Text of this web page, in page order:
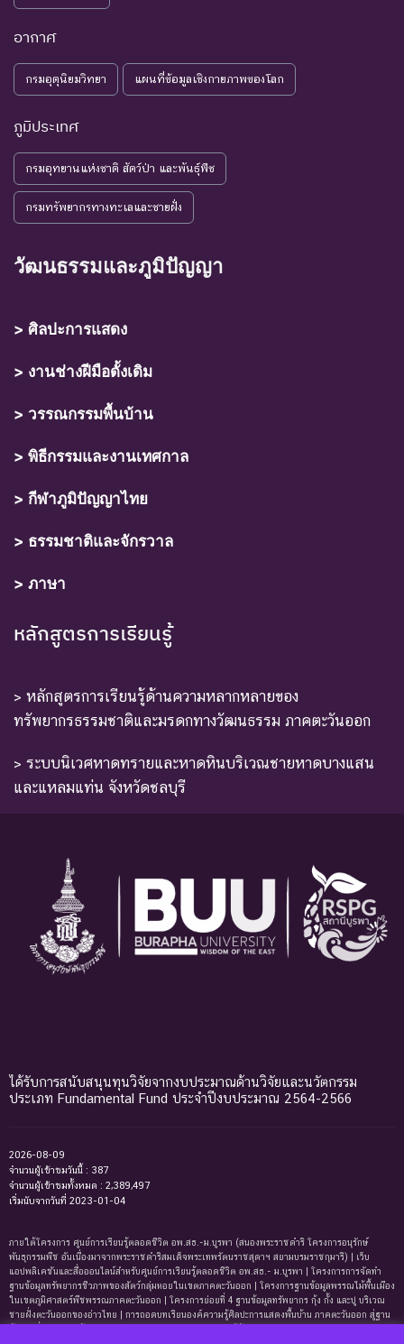
อากาศ
กรมอุตุนิยมวิทยา แผนที่ข้อมูลเชิงกายภาพของโลก
ภูมิประเทศ
กรมอุทยานแห่งชาติ สัตว์ป่า และพันธุ์พืช
กรมทรัพยากรทางทะเลและชายฝั่ง
วัฒนธรรมและภูมิปัญญา
> ศิลปะการแสดง
> งานช่างฝีมือดั้งเดิม
> วรรณกรรมพื้นบ้าน
> พิธีกรรมและงานเทศกาล
> กีฬาภูมิปัญญาไทย
> ธรรมชาติและจักรวาล
> ภาษา
หลักสูตรการเรียนรู้
> หลักสูตรการเรียนรู้ด้านความหลากหลายของ
ทรัพยากรธรรมชาติและมรดกทางวัฒนธรรม ภาคตะวันออก
> ระบบนิเวศหาดทรายและหาดหินบริเวณชายหาดบางแสน
และแหลมแท่น จังหวัดชลบุรี
ได้รับการสนับสนุนทุนวิจัยจากงบประมาณด้านวิจัยและนวัตกรรม
ประเภท Fundamental Fund ประจำปีงบประมาณ 2564-2566
2026-08-09
จำนวนผู้เข้าชมวันนี้ : 387
จำนวนผู้เข้าชมทั้งหมด : 2,389,497
เริ่มนับจากวันที่ 2023-01-04
ภายใต้โครงการ ศูนย์การเรียนรู้ตลอดชีวิต อพ.สธ.-ม.บูรพา (สนองพระราชดำริ โครงการอนุรักษ์
พันธุกรรมพืช อันเนื่องมาจากพระราชดำริสมเด็จพระเทพรัตนราชสุดาฯ สยามบรมราชกุมารี) | เว็บ
แอปพลิเคชันและสื่อออนไลน์สำหรับศูนย์การเรียนรู้ตลอดชีวิต อพ.สธ.- ม.บูรพา | โครงการการจัดทํา
ฐานข้อมูลทรัพยากรชีวภาพของสัตว์กลุ่มหอยในเขตภาคตะวันออก | โครงการฐานข้อมูลพรรณไม้พื้นเมือง
ในเขตภูมิศาสตร์พืชพรรณภาคตะวันออก | โครงการย่อยที่ 4 ฐานข้อมูลทรัพยากร กุ้ง กั้ง และปู บริเวณ
ชายฝั่งตะวันออกของอ่าวไทย | การถอดบทเรียนองค์ความรู้ศิลปะการแสดงพื้นบ้าน ภาคตะวันออก สู่ฐาน